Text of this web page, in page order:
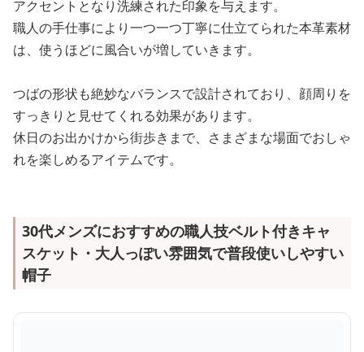
アクセントとなり洗練された印象を与えます。
職人の手仕事により一つ一つ丁寧に仕立てられた本革素材
は、使うほどに風合いが増していきます。
つばの形状も絶妙なバランスで設計されており、顔周りを
すっきりと見せてくれる効果があります。
休日のお出かけから街歩きまで、さまざまな場面でおしゃ
れを楽しめるアイテムです。
30代メンズにおすすめの職人技ベルト付きキャ
スケット・大人っぽい雰囲気で普段使いしやすい
帽子